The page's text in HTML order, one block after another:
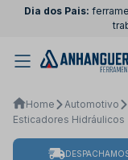
Dia dos Pais:
Home Automotivo
Esticadores Hidráulicos